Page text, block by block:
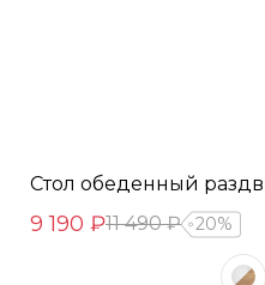
Стол обеденный
9 190 ₽11 490 ₽ 20%